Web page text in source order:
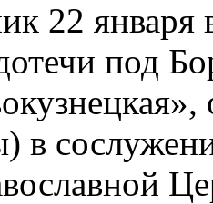
22 января
под
в